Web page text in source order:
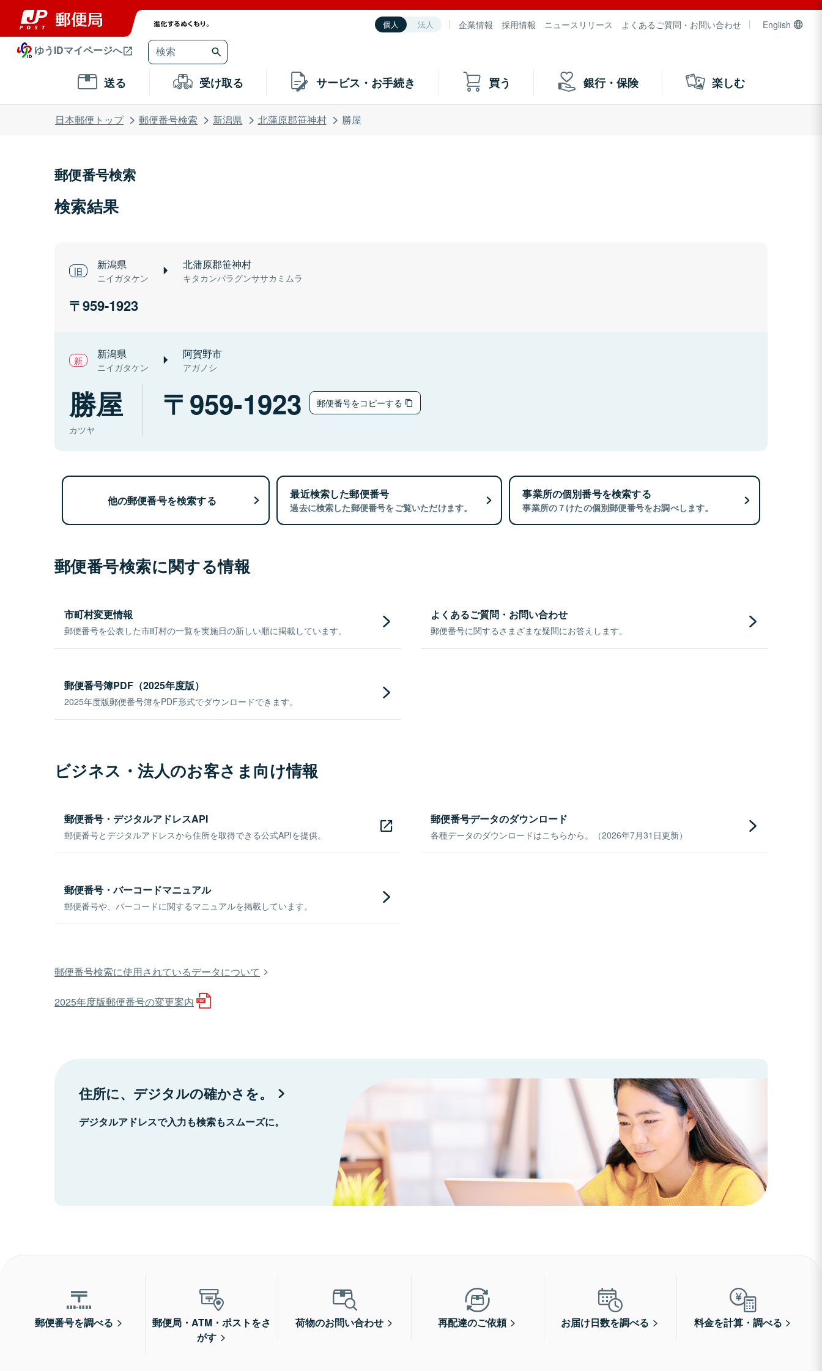
個人 法人 企業情報 採用情報 ニュースリリース よくあるご質問・お問い合わせ English
ゆうIDマイページへ
送る 受け取る サービス・お手続き 買う 銀行・保険 楽しむ
日本郵便トップ 郵便番号検索 新潟県 北蒲原郡笹神村 勝屋
郵便番号検索
検索結果
新潟県
ニイガタケン
北蒲原郡笹神村
キタカンバラグンササカミムラ
959-1923
新潟県
ニイガタケン
阿賀野市
アガノシ
勝屋
カツヤ
959-1923 郵便番号をコピーする
他の郵便番号を検索する 最近検索した郵便番号
過去に検索した郵便番号をご覧いただけます。
事業所の個別番号を検索する
事業所の７けたの個別郵便番号をお調べします。
郵便番号検索に関する情報
市町村変更情報
郵便番号を公表した市町村の一覧を実施日の新しい順に掲載しています。
よくあるご質問・お問い合わせ
郵便番号に関するさまざまな疑問にお答えします。
郵便番号簿PDF（2025年度版）
2025年度版郵便番号簿をPDF形式でダウンロードできます。
ビジネス・法人のお客さま向け情報
郵便番号・デジタルアドレスAPI
郵便番号とデジタルアドレスから住所を取得できる公式APIを提供。
郵便番号データのダウンロード
各種データのダウンロードはこちらから。（2026年7月31日更新）
郵便番号・バーコードマニュアル
郵便番号や、バーコードに関するマニュアルを掲載しています。
郵便番号検索に使用されているデータについて
2025年度版郵便番号の変更案内
住所に、デジタルの確かさを。
デジタルアドレスで入力も検索もスムーズに。
郵便番号を調べる
郵便局・ATM・ポストをさ
がす
荷物のお問い合わせ 再配達のご依頼 お届け日数を調べる 料金を計算・調べる